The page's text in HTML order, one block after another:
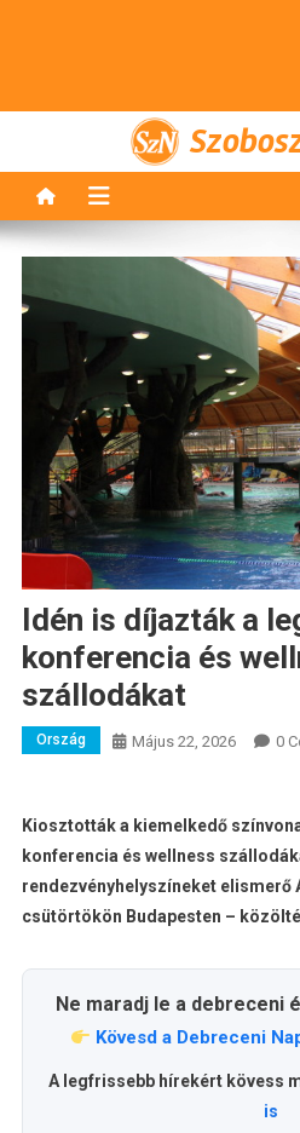
Idén is díjazták a
konferencia és
szállodákat
Ország Május 22, 2026 0
Kiosztották a kiemelkedő
konferencia és wellness
rendezvényhelyszíneket elismerő
csütörtökön Budapesten –
Ne maradj le a debreceni
Kövesd a Debreceni
A legfrissebb hírekért kövess
is